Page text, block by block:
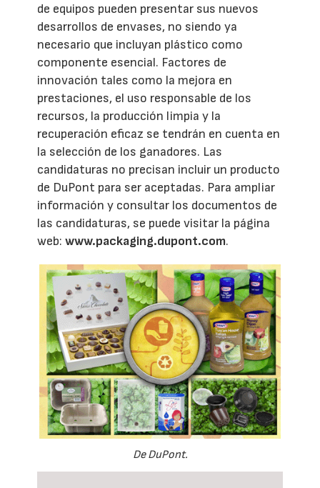
de equipos pueden presentar sus nuevos
desarrollos de envases, no siendo ya
necesario que incluyan plástico como
componente esencial. Factores de
innovación tales como la mejora en
prestaciones, el uso responsable de los
recursos, la producción limpia y la
recuperación eficaz se tendrán en cuenta en
la selección de los ganadores. Las
candidaturas no precisan incluir un producto
de DuPont para ser aceptadas. Para ampliar
información y consultar los documentos de
las candidaturas, se puede visitar la página
web:www.packaging.dupont.com.
De DuPont.